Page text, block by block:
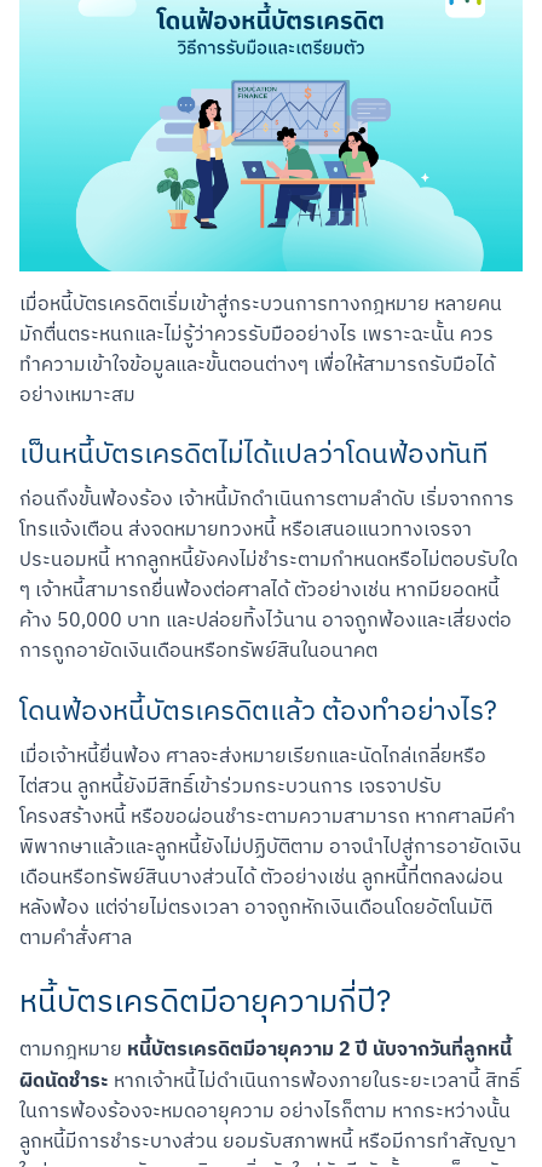
เมื่อหนี้บัตรเครดิตเริ่มเข้าสู่กระบวนการทางกฎหมาย หลายคน
มักตื่นตระหนกและไม่รู้ว่าควรรับมืออย่างไร เพราะฉะนั้น ควร
ทำความเข้าใจข้อมูลและขั้นตอนต่างๆ เพื่อให้สามารถรับมือได้
อย่างเหมาะสม
เป็นหนี้บัตรเครดิตไม่ได้แปลว่าโดนฟ้องทันที
ก่อนถึงขั้นฟ้องร้อง เจ้าหนี้มักดำเนินการตามลำดับ เริ่มจากการ
โทรแจ้งเตือน ส่งจดหมายทวงหนี้ หรือเสนอแนวทางเจรจา
ประนอมหนี้ หากลูกหนี้ยังคงไม่ชำระตามกำหนดหรือไม่ตอบรับใด
ๆ เจ้าหนี้สามารถยื่นฟ้องต่อศาลได้ ตัวอย่างเช่น หากมียอดหนี้
ค้าง 50,000 บาท และปล่อยทิ้งไว้นาน อาจถูกฟ้องและเสี่ยงต่อ
การถูกอายัดเงินเดือนหรือทรัพย์สินในอนาคต
โดนฟ้องหนี้บัตรเครดิตแล้ว ต้องทำอย่างไร?
เมื่อเจ้าหนี้ยื่นฟ้อง ศาลจะส่งหมายเรียกและนัดไกล่เกลี่ยหรือ
ไต่สวน ลูกหนี้ยังมีสิทธิ์เข้าร่วมกระบวนการ เจรจาปรับ
โครงสร้างหนี้ หรือขอผ่อนชำระตามความสามารถ หากศาลมีคำ
พิพากษาแล้วและลูกหนี้ยังไม่ปฏิบัติตาม อาจนำไปสู่การอายัดเงิน
เดือนหรือทรัพย์สินบางส่วนได้ ตัวอย่างเช่น ลูกหนี้ที่ตกลงผ่อน
หลังฟ้อง แต่จ่ายไม่ตรงเวลา อาจถูกหักเงินเดือนโดยอัตโนมัติ
ตามคำสั่งศาล
หนี้บัตรเครดิตมีอายุความกี่ปี?
ตามกฎหมาย หนี้บัตรเครดิตมีอายุความ 2 ปี นับจากวันที่ลูกหนี้
ผิดนัดชำระ หากเจ้าหนี้ไม่ดำเนินการฟ้องภายในระยะเวลานี้ สิทธิ์
ในการฟ้องร้องจะหมดอายุความ อย่างไรก็ตาม หากระหว่างนั้น
ลูกหนี้มีการชำระบางส่วน ยอมรับสภาพหนี้ หรือมีการทำสัญญา